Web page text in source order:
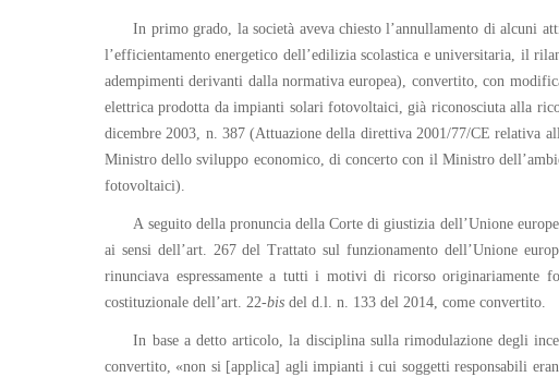
In primo grado, la società aveva chiesto l’annullamento di alcuni
l’efficientamento energetico dell’edilizia scolastica e universitaria, il
adempimenti derivanti dalla normativa europea), convertito, con
elettrica prodotta da impianti solari fotovoltaici, già riconosciuta alla
dicembre 2003, n. 387 (Attuazione della direttiva 2001/77/CE relativa
Ministro dello sviluppo economico, di concerto con il Ministro
fotovoltaici).
A seguito della pronuncia della Corte di giustizia dell’Unione
ai sensi dell’art. 267 del Trattato sul funzionamento dell’Unione
rinunciava espressamente a tutti i motivi di ricorso
costituzionale dell’art. 22-bis del d.l. n. 133 del 2014, come convertito.
In base a detto articolo, la disciplina sulla rimodulazione degli
convertito, «non si [applica] agli impianti i cui soggetti responsabili